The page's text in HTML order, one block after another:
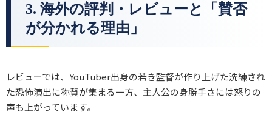
3. 海外の評判・レビューと「賛否
が分かれる理由」
レビューでは、YouTuber出身の若き監督が作り上げた洗練され
た恐怖演出に称賛が集まる一方、主人公の身勝手さには怒りの
声も上がっています。